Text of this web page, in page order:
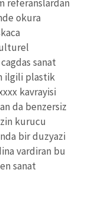
referanslardan
okura
sanat
ilgili plastik
kavrayisi
da benzersiz
kurucu
bir duzyazi
vardiran bu
sanat